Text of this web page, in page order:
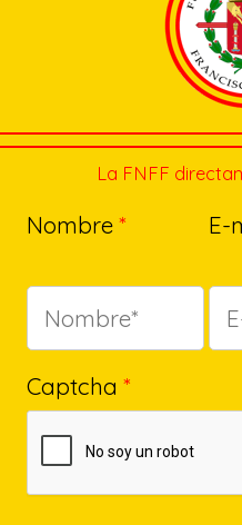
La FNFF
Nombre* E-
Captcha *